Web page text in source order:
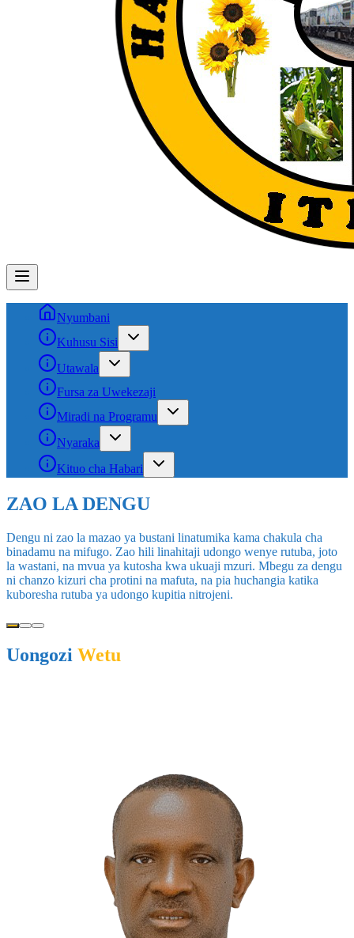
Nyumbani
Kuhusu Sisi
Utawala
Fursa za Uwekezaji
Miradi na Programu
Nyaraka
Kituo cha Habari
ZAO LA DENGU
Dengu ni zao la mazao ya bustani linatumika kama chakula cha
binadamu na mifugo. Zao hili linahitaji udongo wenye rutuba, joto
la wastani, na mvua ya kutosha kwa ukuaji mzuri. Mbegu za dengu
ni chanzo kizuri cha protini na mafuta, na pia huchangia katika
kuboresha rutuba ya udongo kupitia nitrojeni.
Uongozi Wetu